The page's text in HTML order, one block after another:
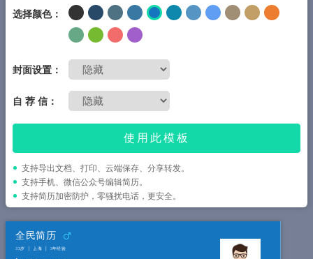
AI 翻译简历
AI 诊断简历
AI 模拟面试
面试自我介绍
简历教程
登录 / 注册
选择颜色：
封面设置：
自 荐 信：
使用此模板
支持导出文档、打印、云端保存、分享转发。
支持手机、微信公众号编辑简历。
支持简历加密防护，零骚扰电话，更安全。
全民简历
33岁 上海 3年经验